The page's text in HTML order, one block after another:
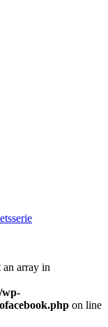
an array in
wp-
on line